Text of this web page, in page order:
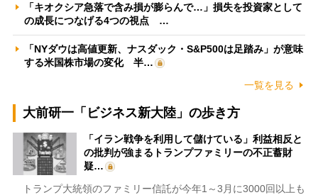
「キオクシア急落で含み損が膨らんで…」損失を投資家として
の成長につなげる4つの視点 …
「NYダウは高値更新、ナスダック・S&P500は足踏み」が意味
する米国株市場の変化 半…
一覧を見る
大前研一「ビジネス新大陸」の歩き方
「イラン戦争を利用して儲けている」利益相反と
の批判が強まるトランプファミリーの不正蓄財
疑…
トランプ大統領のファミリー信託が今年1～3月に3000回以上も